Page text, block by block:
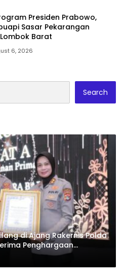
Presiden Prabowo,
Sasar Pekarangan
Barat
6, 2026
Search
di Ajang Rakernis Polda
Penghargaan